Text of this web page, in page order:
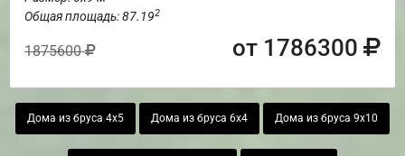
Общая площадь: 87.192
1875600 от 1786300
Дома из бруса 4х5 Дома из бруса 6х4 Дома из бруса 9х10